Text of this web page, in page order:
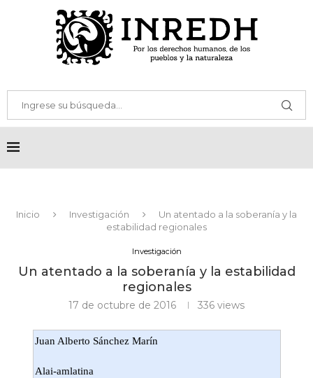
Inicio Investigación
Un atentado a la soberanía y la
estabilidad regionales
Investigación
Un atentado a la soberanía y la estabilidad
regionales
17 de octubre de 2016 336 views
Juan Alberto Sánchez Marín
Alai-amlatina